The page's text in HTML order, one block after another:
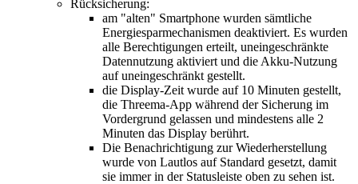
Rücksicherung:
am "alten" Smartphone wurden sämtliche
Energiesparmechanismen deaktiviert. Es wurden
alle Berechtigungen erteilt, uneingeschränkte
Datennutzung aktiviert und die Akku-Nutzung
auf uneingeschränkt gestellt.
die Display-Zeit wurde auf 10 Minuten gestellt,
die Threema-App während der Sicherung im
Vordergrund gelassen und mindestens alle 2
Minuten das Display berührt.
Die Benachrichtigung zur Wiederherstellung
wurde von Lautlos auf Standard gesetzt, damit
sie immer in der Statusleiste oben zu sehen ist.